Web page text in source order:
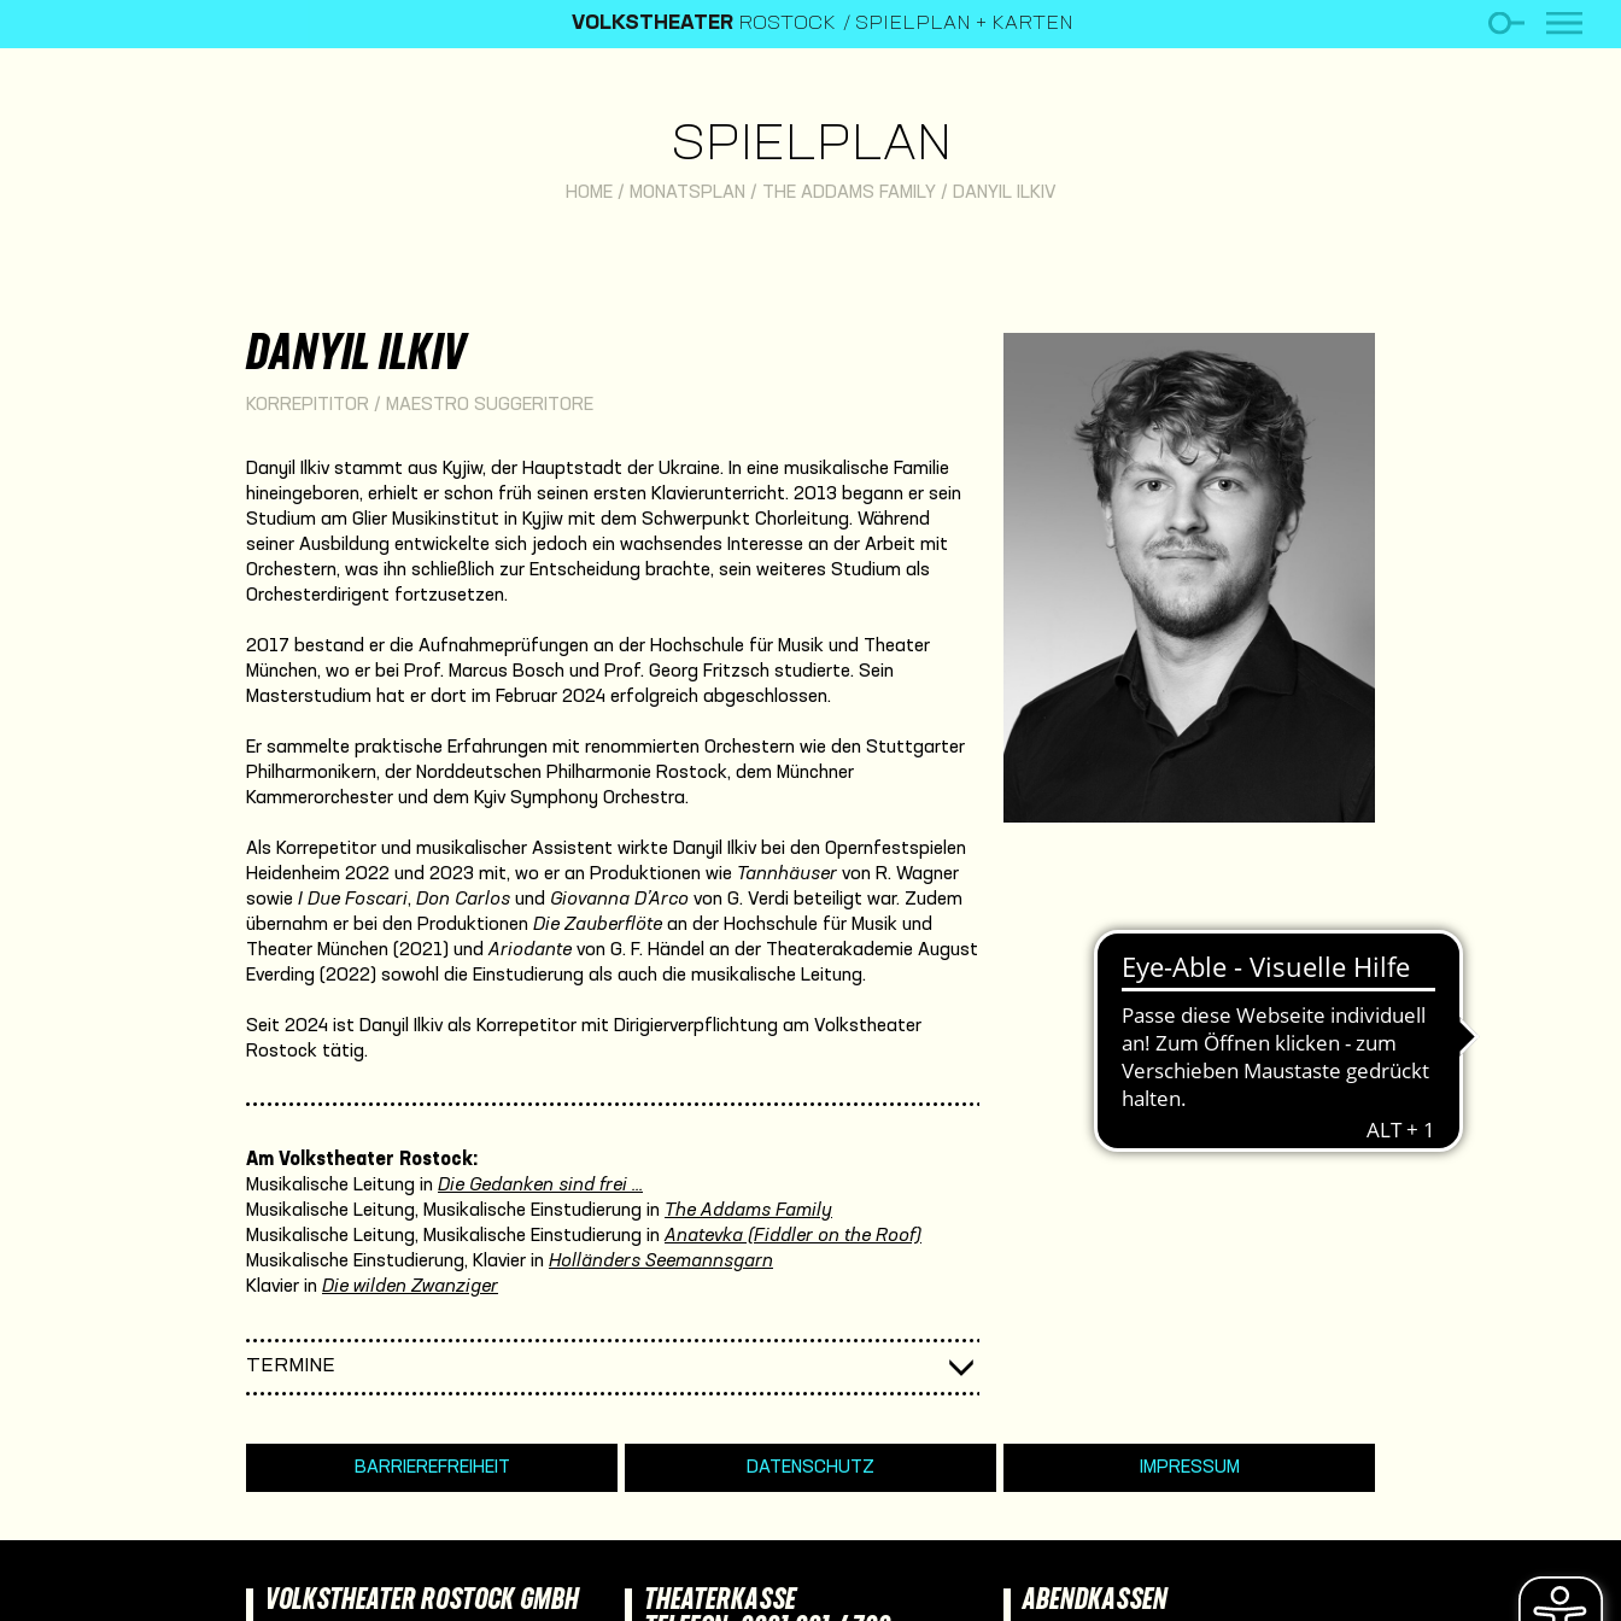
VOLKSTHEATER ROSTOCK SPIELPLAN + KARTEN
SPIELPLAN
HOME/ MONATSPLAN / THE ADDAMS FAMILY / DANYIL ILKIV
DANYIL ILKIV
KORREPITITOR / MAESTRO SUGGERITORE
Danyil Ilkiv stammt aus Kyjiw, der Hauptstadt der Ukraine. In eine musikalische Familie
hineingeboren, erhielt er schon früh seinen ersten Klavierunterricht. 2013 begann er sein
Studium am Glier Musikinstitut in Kyjiw mit dem Schwerpunkt Chorleitung. Während
seiner Ausbildung entwickelte sich jedoch ein wachsendes Interesse an der Arbeit mit
Orchestern, was ihn schließlich zur Entscheidung brachte, sein weiteres Studium als
Orchesterdirigent fortzusetzen.
2017 bestand er die Aufnahmeprüfungen an der Hochschule für Musik und Theater
München, wo er bei Prof. Marcus Bosch und Prof. Georg Fritzsch studierte. Sein
Masterstudium hat er dort im Februar 2024 erfolgreich abgeschlossen.
Er sammelte praktische Erfahrungen mit renommierten Orchestern wie den Stuttgarter
Philharmonikern, der Norddeutschen Philharmonie Rostock, dem Münchner
Kammerorchester und dem Kyiv Symphony Orchestra.
Als Korrepetitor und musikalischer Assistent wirkte Danyil Ilkiv bei den Opernfestspielen
Heidenheim 2022 und 2023 mit, wo er an Produktionen wie Tannhäuser von R. Wagner
sowie I Due Foscari, Don Carlos und Giovanna D’Arco von G. Verdi beteiligt war. Zudem
übernahm er bei den Produktionen Die Zauberflöte an der Hochschule für Musik und
Theater München (2021) undAriodante von G. F. Händel an der Theaterakademie August
Everding (2022) sowohl die Einstudierung als auch die musikalische Leitung.
Seit 2024 ist Danyil Ilkiv als Korrepetitor mit Dirigierverpflichtung am Volkstheater
Rostock tätig.
Am Volkstheater Rostock:
Musikalische Leitung in Die Gedanken sind frei ...
Musikalische Leitung, Musikalische Einstudierung in The Addams Family
Musikalische Leitung, Musikalische Einstudierung in Anatevka (Fiddler on the Roof)
Musikalische Einstudierung, Klavier in Holländers Seemannsgarn
Klavier in Die wilden Zwanziger
TERMINE
BARRIEREFREIHEIT DATENSCHUTZ IMPRESSUM
VOLKSTHEATER ROSTOCK GMBH
THEATERKASSE
ABENDKASSEN